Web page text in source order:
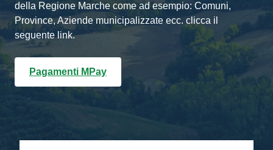
della Regione Marche come ad esempio: Comuni,
Province, Aziende municipalizzate ecc. clicca il
seguente link.
Pagamenti MPay